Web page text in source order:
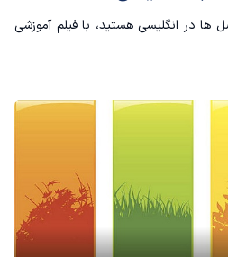
ها در انگلیسی هستید، با فیلم آموزشی